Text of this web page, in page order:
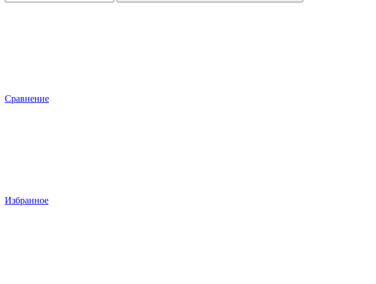
Сравнение
Избранное